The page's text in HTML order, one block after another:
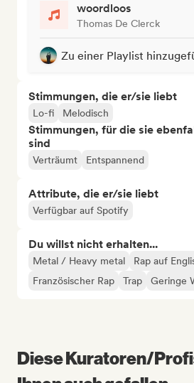
woordloos
Thomas De Clerck
Zu einer Playlist
Stimmungen, die er/sie liebt
Lo-fi Melodisch
Stimmungen, für die sie
sind
Verträumt Entspannend
Attribute, die er/sie liebt
Verfügbar auf Spotify
Du willst nicht erhalten...
Metal / Heavy metal
Rap auf
Französischer Rap
Trap Geringe
Diese Kuratoren/